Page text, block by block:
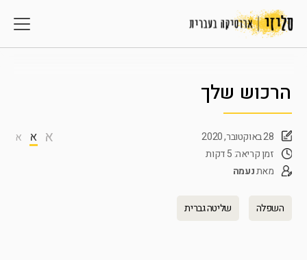
הרכוש שלך
א א א
28 באוקטובר, 2020
זמן קריאה: 5 דקות
מאתנעמה
השפלה שליטה גברית